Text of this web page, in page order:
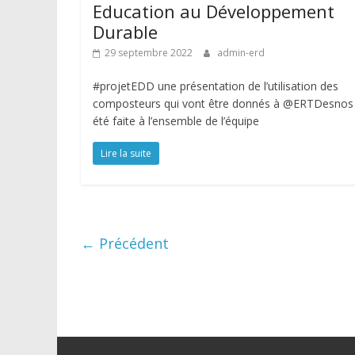
Education au Développement
Durable
29 septembre 2022 admin-erd
#projetEDD une présentation de l’utilisation des
composteurs qui vont être donnés à
été faite à l’ensemble de l’équipe
Lire la suite
← Précédent